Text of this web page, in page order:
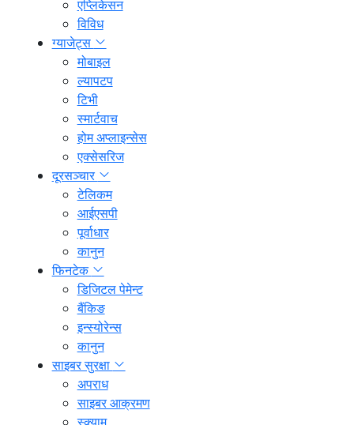
एप्लिकेसन
विविध
ग्याजेट्स
मोबाइल
ल्यापटप
टिभी
स्मार्टवाच
होम अप्लाइन्सेस
एक्सेसरिज
दूरसञ्चार
टेलिकम
आईएसपी
पूर्वाधार
कानुन
फिनटेक
डिजिटल पेमेन्ट
बैंकिङ
इन्स्योरेन्स
कानुन
साइबर सुरक्षा
अपराध
साइबर आक्रमण